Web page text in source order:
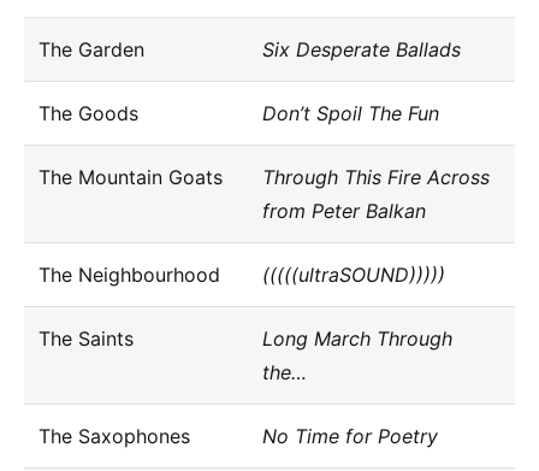
The Garden Six Desperate Ballads
The Goods Don’t Spoil The Fun
The Mountain Goats
Through This Fire Across
from Peter Balkan
The Neighbourhood (((((ultraSOUND)))))
The Saints
Long March Through
the…
The Saxophones No Time for Poetry